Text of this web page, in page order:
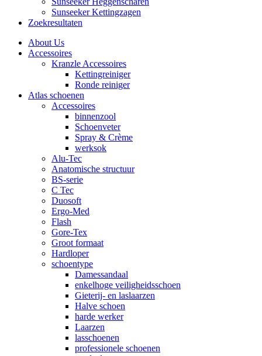
Sunseeker Kettingzagen
Zoekresultaten
About Us
Accessoires
Kranzle Accessoires
Kettingreiniger
Ronde reiniger
Atlas schoenen
Accessoires
binnenzool
Schoenveter
Spray & Crème
werksok
Alu-Tec
Anatomische structuur
BS-serie
C Tec
Duosoft
Ergo-Med
Flash
Gore-Tex
Groot formaat
Hardloper
schoentype
Damessandaal
enkelhoge veiligheidsschoen
Gieterij- en laslaarzen
Halve schoen
harde werker
Laarzen
lasschoenen
professionele schoenen